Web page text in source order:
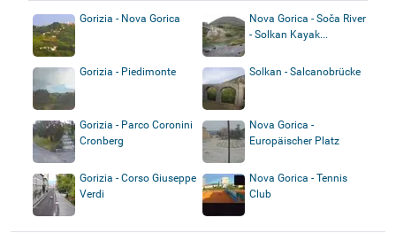
Gorizia - Nova Gorica
Nova Gorica - Soča River
- Solkan Kayak...
Gorizia - Piedimonte Solkan - Salcanobrücke
Gorizia - Parco Coronini
Cronberg
Nova Gorica -
Europäischer Platz
Gorizia - Corso Giuseppe
Verdi
Nova Gorica - Tennis
Club